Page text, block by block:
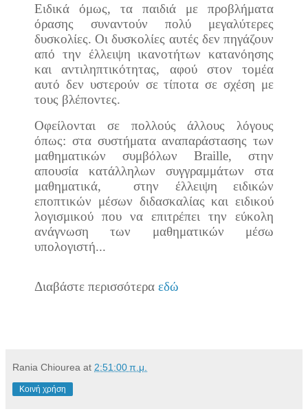
Ειδικά όμως, τα παιδιά με προβλήματα
όρασης συναντούν πολύ μεγαλύτερες
δυσκολίες. Οι δυσκολίες αυτές δεν πηγάζουν
από την έλλειψη ικανοτήτων κατανόησης
και αντιληπτικότητας, αφού στον τομέα
αυτό δεν υστερούν σε τίποτα σε σχέση με
τους βλέποντες.
Οφείλονται σε πολλούς άλλους λόγους
όπως: στα συστήματα αναπαράστασης των
μαθηματικών συμβόλων Braille, στην
απουσία κατάλληλων συγγραμμάτων στα
μαθηματικά,
στην έλλειψη ειδικών
εποπτικών μέσων διδασκαλίας και ειδικού
λογισμικού που να επιτρέπει την εύκολη
ανάγνωση των μαθηματικών μέσω
υπολογιστή...
Διαβάστε περισσότερα εδώ
Rania Chiourea at 2:51:00 π.μ.
Κοινή χρήση